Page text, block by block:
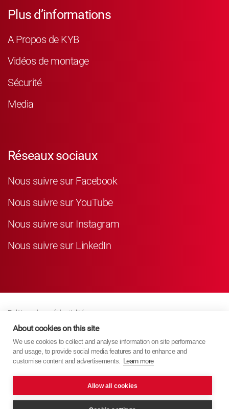
Plus d’informations
A Propos de KYB
Vidéos de montage
Sécurité
Media
Réseaux sociaux
Nous suivre sur Facebook
Nous suivre sur YouTube
Nous suivre sur Instagram
Nous suivre sur LinkedIn
Politique de confidentialité
Business Partner Privacy
Politique De Cookies
Modern Slavery Act Policy
About cookies on this site
We use cookies to collect and analyse information on site performance
and usage, to provide social media features and to enhance and
customise content and advertisements. Learn more
Allow all cookies